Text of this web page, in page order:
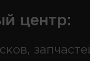
центр: